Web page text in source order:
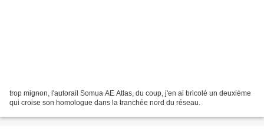
trop mignon, l'autorail Somua AE Atlas, du coup, j'en ai bricolé un deuxième
qui croise son homologue dans la tranchée nord du réseau.